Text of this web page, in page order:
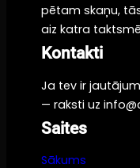
pētam skaņu,
aiz katra
Kontakti
Ja tev ir
— raksti uz
Saites
Sākums